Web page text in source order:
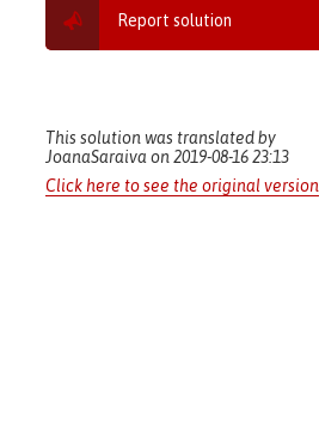
Report solution
This solution was translated by
JoanaSaraiva on 2019-08-16 23:13
Click here to see the original version